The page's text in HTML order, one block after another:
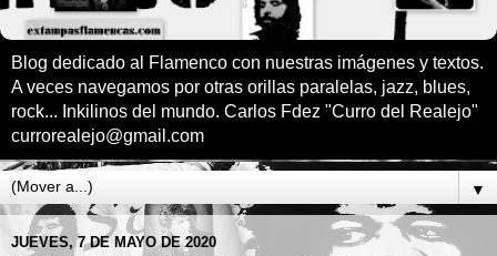
Blog dedicado al Flamenco con nuestras imágenes y textos.
A veces navegamos por otras orillas paralelas, jazz, blues,
rock... Inkilinos del mundo. Carlos Fdez "Curro del Realejo"
currorealejo@gmail.com
▼
JUEVES, 7 DE MAYO DE 2020